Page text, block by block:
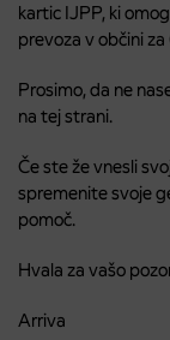
kartic IJPP, ki
prevoza v občini za
Prosimo, da ne
na tej strani.
Če ste že vnesli
spremenite svoje
pomoč.
Hvala za vašo
Arriva